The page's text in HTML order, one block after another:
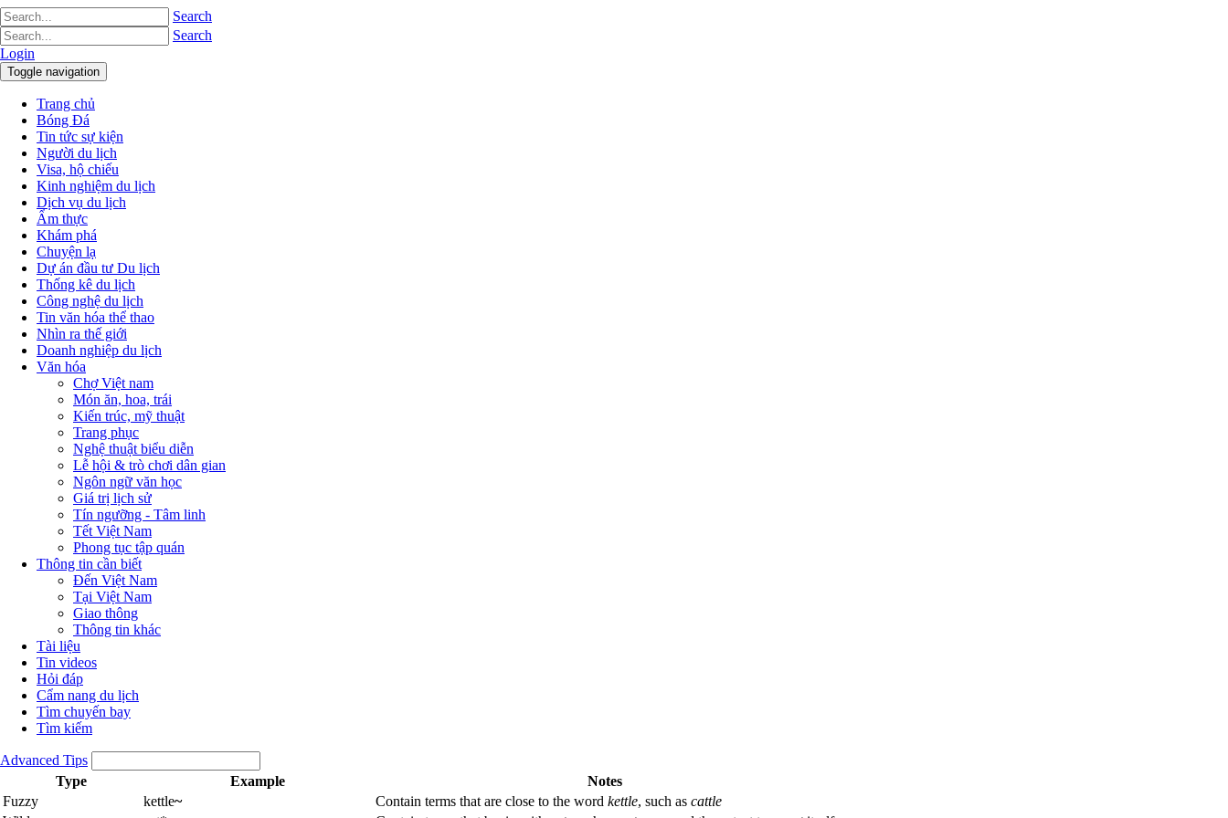
Search
Search
Login
Toggle navigation
Trang chủ
Bóng Đá
Tin tức sự kiện
Người du lịch
Visa, hộ chiếu
Kinh nghiệm du lịch
Dịch vụ du lịch
Ẩm thực
Khám phá
Chuyện lạ
Dự án đầu tư Du lịch
Thống kê du lịch
Công nghệ du lịch
Tin văn hóa thể thao
Nhìn ra thế giới
Doanh nghiệp du lịch
Văn hóa
Chợ Việt nam
Món ăn, hoa, trái
Kiến trúc, mỹ thuật
Trang phục
Nghệ thuật biểu diễn
Lễ hội & trò chơi dân gian
Ngôn ngữ văn học
Giá trị lịch sử
Tín ngưỡng - Tâm linh
Tết Việt Nam
Phong tục tập quán
Thông tin cần biết
Đến Việt Nam
Tại Việt Nam
Giao thông
Thông tin khác
Tài liệu
Tin videos
Hỏi đáp
Cẩm nang du lịch
Tìm chuyến bay
Tìm kiếm
Advanced Tips
Type
Example
Notes
Fuzzy
kettle~ Contain terms that are close to the word kettle, such as cattle